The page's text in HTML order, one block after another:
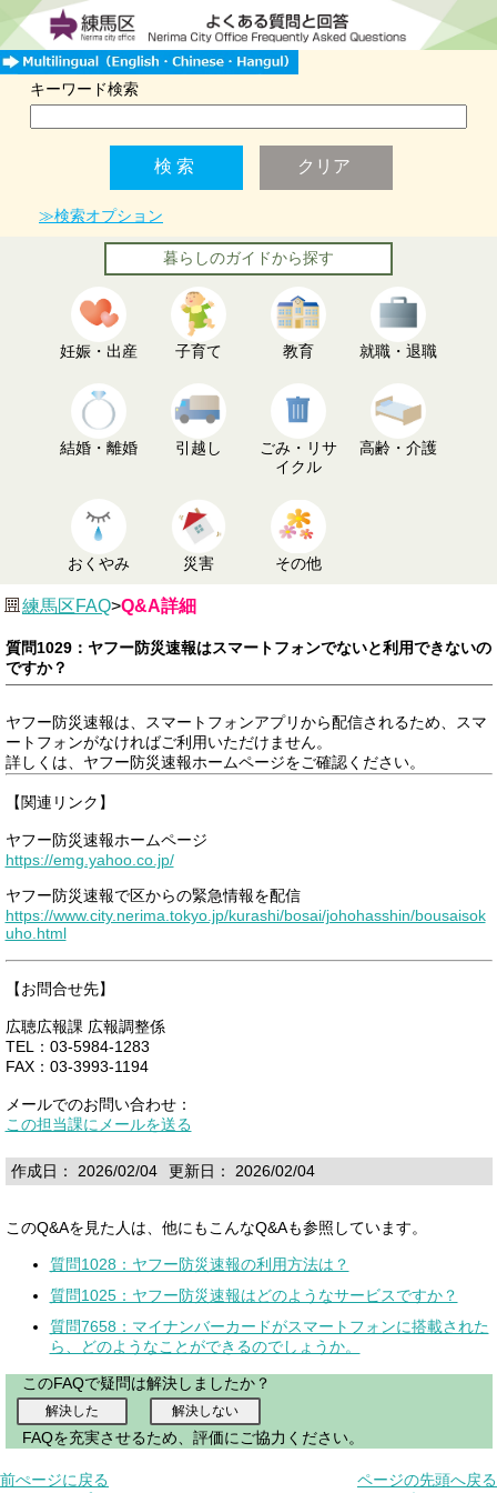
キーワード検索
≫検索オプション
暮らしのガイドから探す
妊娠・出産 子育て 教育 就職・退職
結婚・離婚 引越し
ごみ・リサ
イクル
高齢・介護
おくやみ 災害 その他
練馬区FAQ>Q&A詳細
質問1029：ヤフー防災速報はスマートフォンでないと利用できないの
ですか？
ヤフー防災速報は、スマートフォンアプリから配信されるため、スマ
ートフォンがなければご利用いただけません。
詳しくは、ヤフー防災速報ホームページをご確認ください。
【関連リンク】
ヤフー防災速報ホームページ
https://emg.yahoo.co.jp/
ヤフー防災速報で区からの緊急情報を配信
https://www.city.nerima.tokyo.jp/kurashi/bosai/johohasshin/bousaisok
uho.html
【お問合せ先】
広聴広報課 広報調整係
TEL：03-5984-1283
FAX：03-3993-1194
メールでのお問い合わせ：
この担当課にメールを送る
作成日： 2026/02/04 更新日： 2026/02/04
このQ&Aを見た人は、他にもこんなQ&Aも参照しています。
質問1028：ヤフー防災速報の利用方法は？
質問1025：ヤフー防災速報はどのようなサービスですか？
質問7658：マイナンバーカードがスマートフォンに搭載された
ら、どのようなことができるのでしょうか。
このFAQで疑問は解決しましたか？
FAQを充実させるため、評価にご協力ください。
前ぺージに戻る
ページの先頭へ戻る